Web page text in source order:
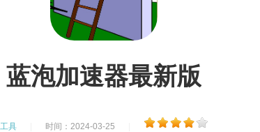
蓝泡加速器最新版
工具 时间：2024-03-25